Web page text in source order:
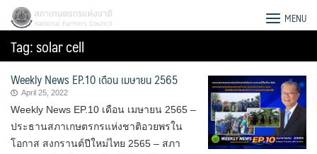
Skip
content
สภาเกษตรกรแห่งชาติ MENU
Tag:solar cell
Weekly News EP.10 เดือน เมษายน 2565
April 25, 2022
Weekly News EP.10 เดือน เมษายน 2565 –
ประธานสภาเกษตรกรแห่งชาติอวยพรใน
โอกาส สงกรานต์ปีใหม่ไทย 2565 – สภา